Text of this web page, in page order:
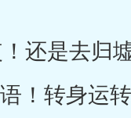
还是去归
！转身运